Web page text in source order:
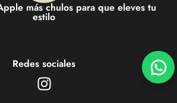
más chulos para que eleves tu
estilo
Redes sociales